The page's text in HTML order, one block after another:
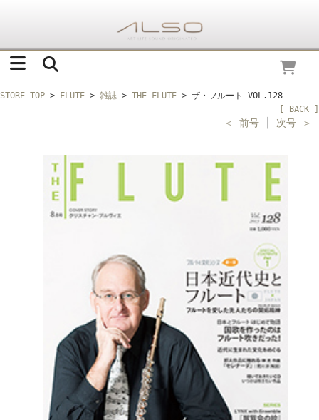
STORE TOP > FLUTE > 雑誌 > THE FLUTE > ザ・フルート VOL.128
[ BACK ]
＜ 前号 次号 ＞